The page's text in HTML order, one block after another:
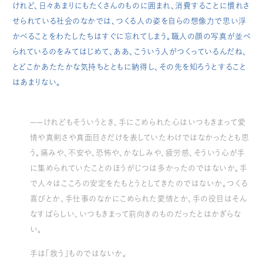
けれど、日々あまりにもたくさんのものに囲まれ、消費することに慣れさ
せられている社会のなかでは、つくる人の姿を自らの想像力で思い浮
かべることをわたしたちはすぐに忘れてしまう。職人の顔の写真が並べ
られているのをみてはじめて、ああ、こういう人がつくっているんだね、
とどこかあたたかな気持ちとともに納得し、その先を知ろうとすること
はあまりない。
——けれどもそういうとき、手にこめられた心はいつもきまって愛
情や真剣さや真面目さだけを表していたわけではなかったとも思
う。痛みや、不安や、恐怖や、かなしみや、疲労感、そういう心が手
に集められていたことのほうがじつは多かったのではないか。手
で人々はこころの安定をたもとうとしてきたのではないか。つくる
喜びとか、手仕事のなかにこめられた愛情とか、手の役目はそん
なすばらしい、いつもきまって前向きのものだったとはかぎらな
い。
手は「救う」ものではないか。